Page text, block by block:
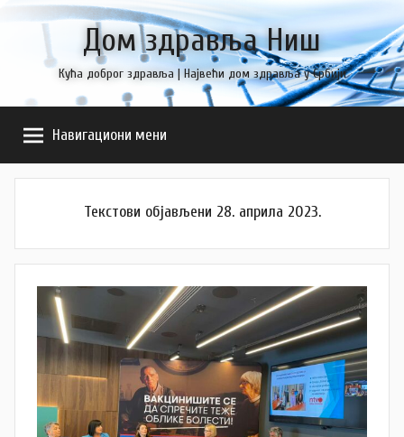
Дом здравља Ниш
Кућа доброг здравља | Највећи дом здравља у Србији
Навигациони мени
Текстови објављени 28. априла 2023.